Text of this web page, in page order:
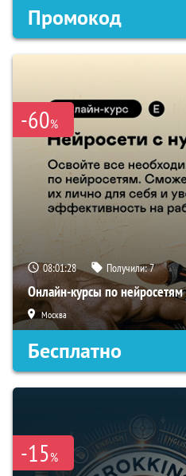
Промокод
-60%
08:01:27 Получили:7
Онлайн-курсы по
Москва
Бесплатно
-15%